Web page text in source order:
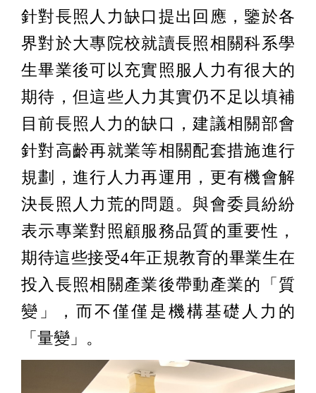
針對長照人力缺口提出回應，鑒於各
界對於大專院校就讀長照相關科系學
生畢業後可以充實照服人力有很大的
期待，但這些人力其實仍不足以填補
目前長照人力的缺口，建議相關部會
針對高齡再就業等相關配套措施進行
規劃，進行人力再運用，更有機會解
決長照人力荒的問題。與會委員紛紛
表示專業對照顧服務品質的重要性，
期待這些接受4年正規教育的畢業生在
投入長照相關產業後帶動產業的「質
變」，而不僅僅是機構基礎人力的
「量變」。